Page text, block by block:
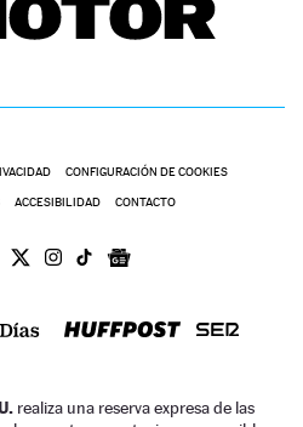
CONFIGURACIÓN DE COOKIES
ACCESIBILIDAD CONTACTO
realiza una reserva expresa de las